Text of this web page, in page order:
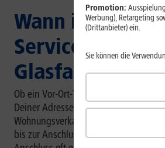
Wann ist ein
Servicetermin für
Glasfaser
Ob ein Vor-Ort-Termin nötig ist, hängt
Deiner Adresse und von der
Wohnungsverkabelung ab. Ist die
bis zur Anschlussdose in Deiner
Promotion:
Werbung), Retargeting
(Drittanbieter) ein.
Sie können die